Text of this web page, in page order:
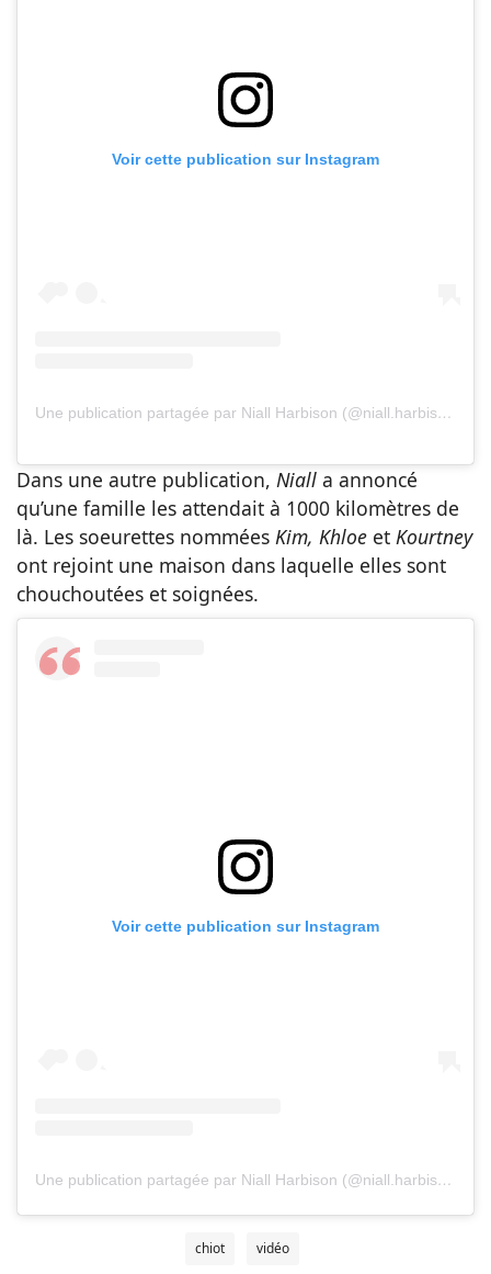
Voir cette publication sur Instagram
Une publication partagée par Niall Harbison (@niall.harbison)
Dans une autre publication, Niall a annoncé
qu’une famille les attendait à 1000 kilomètres de
là. Les soeurettes nommées Kim, Khloe et Kourtney
ont rejoint une maison dans laquelle elles sont
chouchoutées et soignées.
Voir cette publication sur Instagram
Une publication partagée par Niall Harbison (@niall.harbison)
chiot vidéo